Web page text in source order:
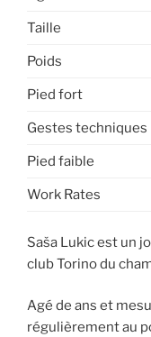
Taille
Poids
Pied fort
Gestes techniques
Pied faible
Work Rates
Saša Lukic est un
club Torino du
Agé de ans et
régulièrement au